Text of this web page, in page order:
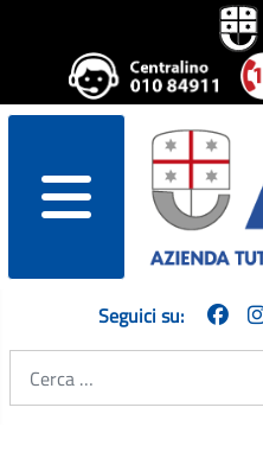
menu
Seguici su: